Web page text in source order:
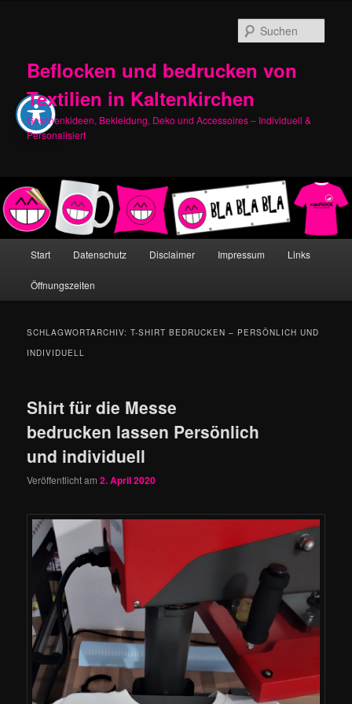
Beflocken und bedrucken von
Textilien in Kaltenkirchen
Geschenkideen, Bekleidung, Deko und Accessoires – Individuell &
Personalisiert
Start Datenschutz Disclaimer Impressum Links
Öffnungszeiten
SCHLAGWORTARCHIV:T-SHIRT BEDRUCKEN – PERSÖNLICH UND
INDIVIDUELL
Shirt für die Messe
bedrucken lassen Persönlich
und individuell
Veröffentlicht am2. April 2020